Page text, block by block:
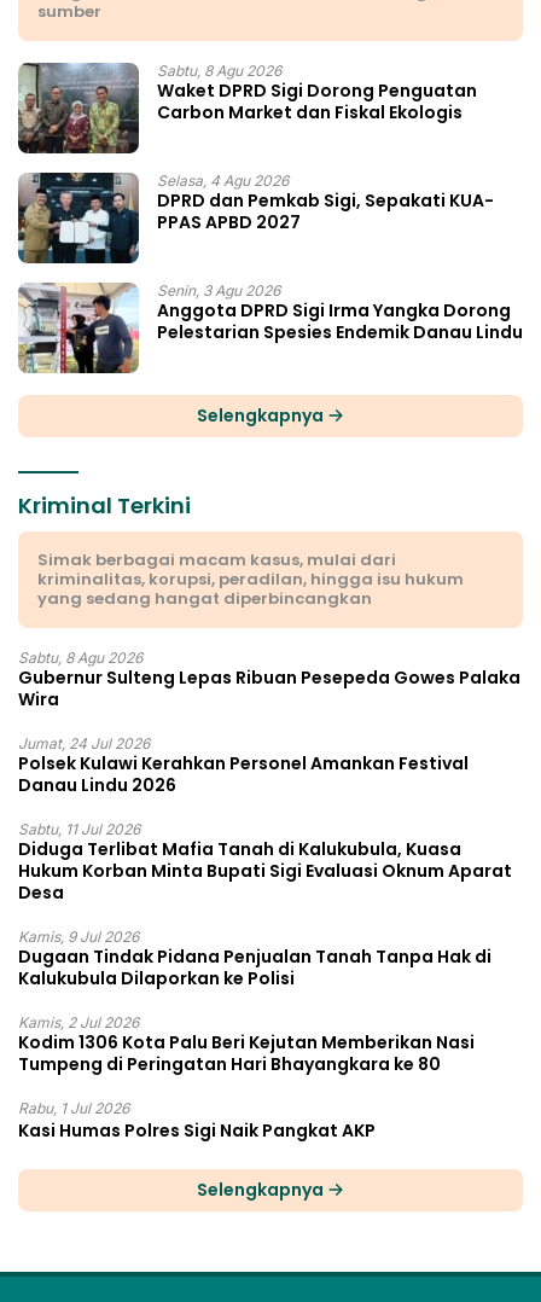
sumber
Sabtu, 8 Agu 2026
Waket DPRD Sigi Dorong Penguatan
Carbon Market dan Fiskal Ekologis
Selasa, 4 Agu 2026
DPRD dan Pemkab Sigi, Sepakati KUA-
PPAS APBD 2027
Senin, 3 Agu 2026
Anggota DPRD Sigi Irma Yangka Dorong
Pelestarian Spesies Endemik Danau Lindu
Selengkapnya
Kriminal Terkini
Simak berbagai macam kasus, mulai dari
kriminalitas, korupsi, peradilan, hingga isu hukum
yang sedang hangat diperbincangkan
Sabtu, 8 Agu 2026
Gubernur Sulteng Lepas Ribuan Pesepeda Gowes Palaka
Wira
Jumat, 24 Jul 2026
Polsek Kulawi Kerahkan Personel Amankan Festival
Danau Lindu 2026
Sabtu, 11 Jul 2026
Diduga Terlibat Mafia Tanah di Kalukubula, Kuasa
Hukum Korban Minta Bupati Sigi Evaluasi Oknum Aparat
Desa
Kamis, 9 Jul 2026
Dugaan Tindak Pidana Penjualan Tanah Tanpa Hak di
Kalukubula Dilaporkan ke Polisi
Kamis, 2 Jul 2026
Kodim 1306 Kota Palu Beri Kejutan Memberikan Nasi
Tumpeng di Peringatan Hari Bhayangkara ke 80
Rabu, 1 Jul 2026
Kasi Humas Polres Sigi Naik Pangkat AKP
Selengkapnya